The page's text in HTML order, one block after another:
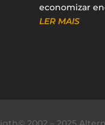
economizar
LER MAIS